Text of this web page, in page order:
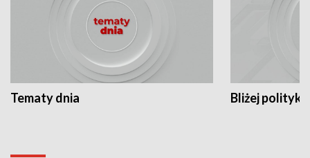
Tematy dnia Bliżej polityki